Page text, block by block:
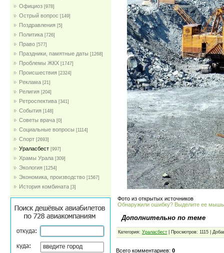
Официоз [978]
Острый вопрос [149]
Поздравления [5]
Политика [726]
Право [577]
Праздники, памятные даты [1268]
Проблемы ЖКХ [1747]
Проиcшествия [2324]
Реклама [21]
Религия [204]
Ретроспектива [341]
События [148]
Советы врача [0]
Социальные вопросы [1114]
Спорт [2693]
Ураласбест [997]
Храмы Урала [309]
Экология [1254]
Экономика, производство [1567]
История комбината [3]
Фото из открытых источников
Обнаружили ошибку? Выделите ее
Дополнительно по теме
Категория: Ураласбест | Просмотров: 1115 |
Всего комментариев: 0